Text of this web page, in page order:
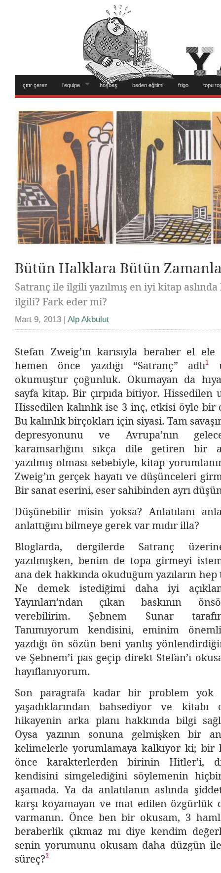
çıtır çerez l’equipe hoşbeş beden eğitimi frigo topu
Bütün Halklara Bütün
Satranç ile ilgili yazılmış en iyi kitap
ilgili? Fark eder mi?
Mart 9, 2013 | Alp Akbulut
Stefan Zweig’ın karısıyla beraber el
hemen önce yazdığı “Satranç” adlı1
okumuştur çoğunluk. Okumayan da
sayfa kitap. Bir çırpıda bitiyor. Hissedilen
Hissedilen kalınlık ise 3 inç, etkisi öyle bir
Bu kalınlık birçokları için siyasi. Tam
depresyonunu ve Avrupa’nın
karamsarlığını sıkça dile getiren bir
yazılmış olması sebebiyle, kitap
Zweig’ın gerçek hayatı ve düşünceleri
Bir sanat eserini, eser sahibinden ayrı
Düşünebilir misin yoksa? Anlatılanı
anlattığını bilmeye gerek var mıdır illa?
Bloglarda, dergilerde Satranç
yazılmışken, benim de topa girmeyi
ana dek hakkında okuduğum yazıların
Ne demek istediğimi daha iyi
Yayınları’ndan çıkan baskının
verebilirim. Şebnem Sunar
Tanımıyorum kendisini, eminim
yazdığı ön sözün beni yanlış
ve Şebnem’i pas geçip direkt Stefan’ı
hayıflanıyorum.
Son paragrafa kadar bir problem yok
yaşadıklarından bahsediyor ve kitabı
hikayenin arka planı hakkında bilgi
Oysa yazının sonuna gelmişken bir
kelimelerle yorumlamaya kalkıyor ki; bir
önce karakterlerden birinin Hitler’i,
kendisini simgelediğini söylemenin
aşamada. Ya da anlatılanın aslında
karşı koyamayan ve mat edilen özgürlük
varmanın. Önce ben bir okusam, 3
beraberlik çıkmaz mı diye kendim
senin yorumunu okusam daha düzgün
süreç?2